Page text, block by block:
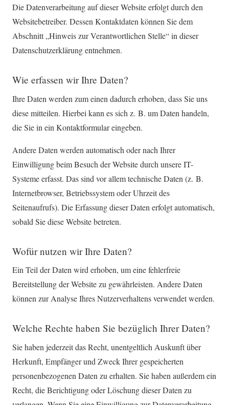
Die Datenverarbeitung auf dieser Website erfolgt durch den
Websitebetreiber. Dessen Kontaktdaten können Sie dem
Abschnitt „Hinweis zur Verantwortlichen Stelle“ in dieser
Datenschutzerklärung entnehmen.
Wie erfassen wir Ihre Daten?
Ihre Daten werden zum einen dadurch erhoben, dass Sie uns
diese mitteilen. Hierbei kann es sich z. B. um Daten handeln,
die Sie in ein Kontaktformular eingeben.
Andere Daten werden automatisch oder nach Ihrer
Einwilligung beim Besuch der Website durch unsere IT-
Systeme erfasst. Das sind vor allem technische Daten (z. B.
Internetbrowser, Betriebssystem oder Uhrzeit des
Seitenaufrufs). Die Erfassung dieser Daten erfolgt automatisch,
sobald Sie diese Website betreten.
Wofür nutzen wir Ihre Daten?
Ein Teil der Daten wird erhoben, um eine fehlerfreie
Bereitstellung der Website zu gewährleisten. Andere Daten
können zur Analyse Ihres Nutzerverhaltens verwendet werden.
Welche Rechte haben Sie bezüglich Ihrer Daten?
Sie haben jederzeit das Recht, unentgeltlich Auskunft über
Herkunft, Empfänger und Zweck Ihrer gespeicherten
personenbezogenen Daten zu erhalten. Sie haben außerdem ein
Recht, die Berichtigung oder Löschung dieser Daten zu